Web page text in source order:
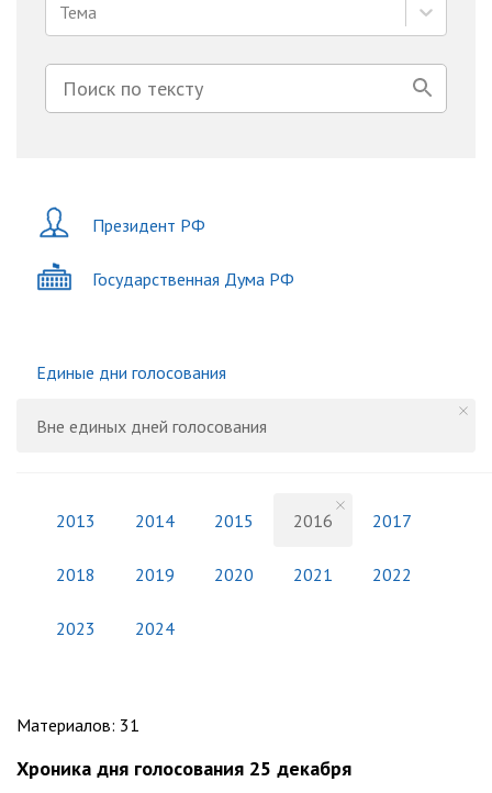
Тема
Президент РФ
Государственная Дума РФ
Единые дни голосования
Вне единых дней голосования
2013 2014 2015 2016 2017
2018 2019 2020 2021 2022
2023 2024
Материалов: 31
Хроника дня голосования 25 декабря